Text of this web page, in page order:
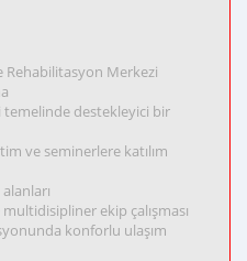
Rehabilitasyon Merkezi
temelinde destekleyici bir
ve seminerlere katılım
ekip çalışması
konforlu ulaşım